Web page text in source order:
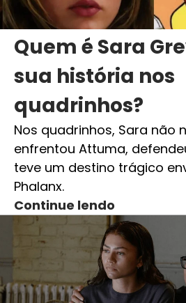
Quem é Sara
sua história nos
quadrinhos?
Nos quadrinhos, Sara não
enfrentou Attuma,
teve um destino trágico
Phalanx.
Continue lendo